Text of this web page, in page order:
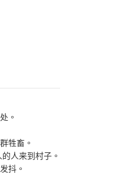
。
牲畜。
人来到村子。
抖。